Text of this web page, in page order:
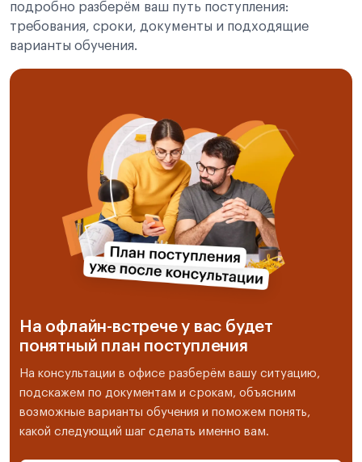
подробно разберём ваш путь поступления:
требования, сроки, документы и подходящие
варианты обучения.
На офлайн-встрече у вас будет
понятный план поступления
На консультации в офисе разберём вашу ситуацию,
подскажем по документам и срокам, объясним
возможные варианты обучения и поможем понять,
какой следующий шаг сделать именно вам.